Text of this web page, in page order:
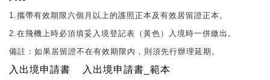
1.攜帶有效期限六個月以上的護照正本及有效居留證正本。
2.在飛機上時必須填妥入境登記表（黃色）入境時一併繳出。
備註：如果居留證不在有效期限內，則須先行辦理延期。
入出境申請書 入出境申請書_範本